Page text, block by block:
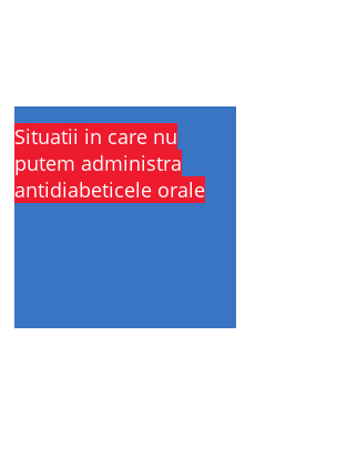
Situatii in care nu
putem administra
antidiabeticele orale